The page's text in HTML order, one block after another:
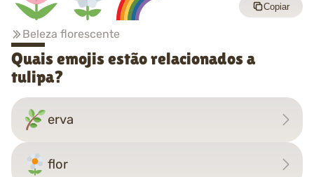
Beleza florescente
Copiar
Quais emojis estão relacionados a
tulipa?
erva
flor